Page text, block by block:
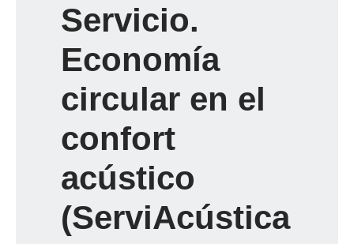
Servicio.
Economía
circular en el
confort
acústico
(ServiAcústica